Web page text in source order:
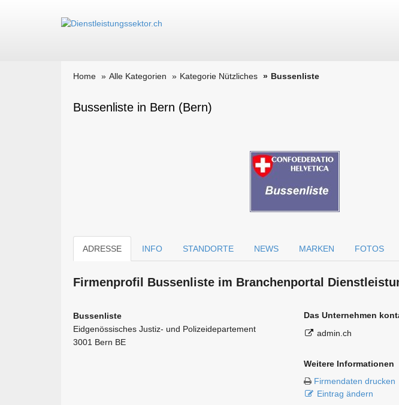
Home Alle Kategorien Kategorie Nützliches Bussenliste
Bussenliste in Bern (Bern)
ADRESSE INFO STANDORTE NEWS MARKEN FOTOS
Firmen­profil Bussenliste im Branchen­portal
Bussenliste
Eidgenössisches Justiz- und Polizeidepartement
3001 Bern BE
Das Unternehmen
admin.ch
Weitere Informationen
Firmendaten drucken
Eintrag ändern